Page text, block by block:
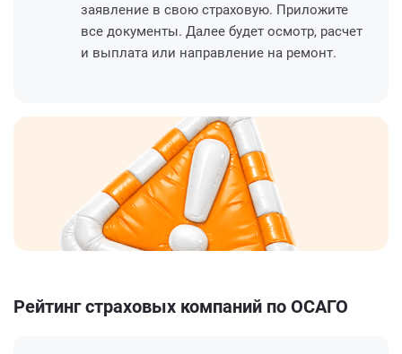
заявление в свою страховую. Приложите
все документы. Далее будет осмотр, расчет
и выплата или направление на ремонт.
Рейтинг страховых компаний по ОСАГО